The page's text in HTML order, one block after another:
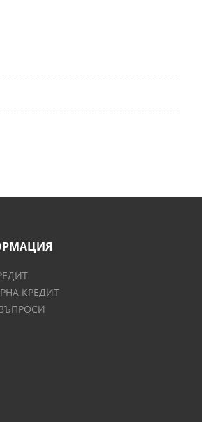
КРЕДИТ